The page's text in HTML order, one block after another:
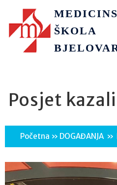
ŠKOLA
Posjet
Početna » DOGAĐANJA »